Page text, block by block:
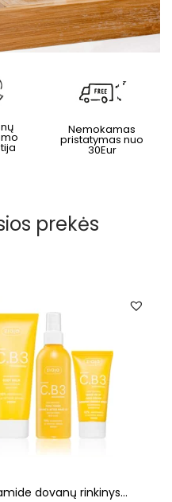
Nemokamas
pristatymas nuo
30Eur
prekės
dovanų rinkinys...